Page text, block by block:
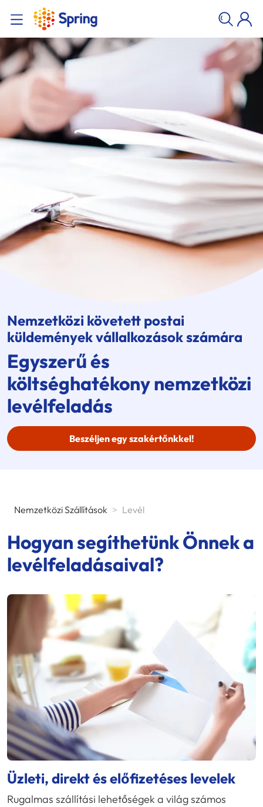
Nemzetközi követett postai
küldemények vállalkozások számára
Egyszerű és
költséghatékony nemzetközi
levélfeladás
Beszéljen egy szakértőnkkel!
Nemzetközi Szállítások > Levél
Hogyan segíthetünk Önnek a
levélfeladásaival?
Üzleti, direkt és előfizetéses levelek
Rugalmas szállítási lehetőségek a világ számos